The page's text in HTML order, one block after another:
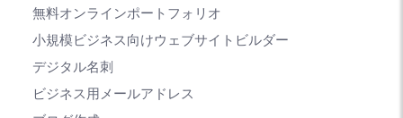
無料オンラインポートフォリオ
小規模ビジネス向けウェブサイトビルダー
デジタル名刺
ビジネス用メールアドレス